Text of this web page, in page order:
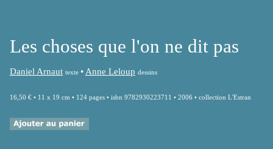
Les choses que l'on ne dit pas
Daniel Arnaut texte • Anne Leloup dessins
16,50 € • 11 x 19 cm • 124 pages • isbn 9782930223711 • 2006 • collection L'Estran